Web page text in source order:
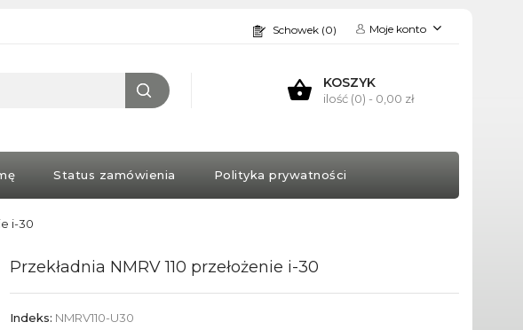
Schowek (0) Moje konto
KOSZYK
ilość (0) - 0,00 zł
Status zamówienia Polityka prywatności
i-30
Przekładnia NMRV 110 przełożenie i-30
Indeks: NMRV110-U30